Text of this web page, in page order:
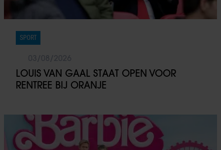
SPORT
LOUIS VAN GAAL STAAT OPEN VOOR
RENTREE BIJ ORANJE